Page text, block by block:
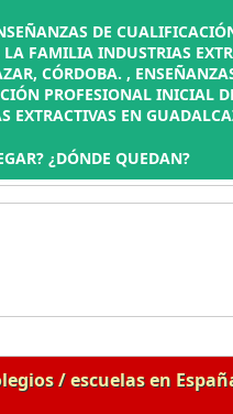
DE
FAMILIA INDUSTRIAS
CÓRDOBA. ,
PROFESIONAL INICIAL
EXTRACTIVAS EN
¿DÓNDE QUEDAN?
/ escuelas en